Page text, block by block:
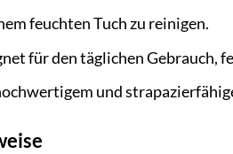
feuchten Tuch zu reinigen.
für den täglichen Gebrauch,
und